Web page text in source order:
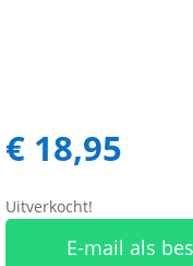
€ 18,95
Uitverkocht!
E-mail als